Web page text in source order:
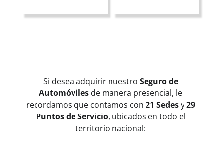
Si desea adquirir nuestro Seguro de
Automóviles de manera presencial, le
recordamos que contamos con 21 Sedesy29
Puntos de Servicio, ubicados en todo el
territorio nacional: